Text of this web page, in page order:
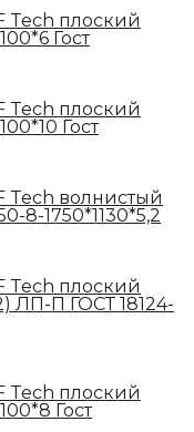
Tech плоский
Гост
Tech плоский
Гост
Tech волнистый
8-1750*1130*5,2
Tech плоский
ЛП-П ГОСТ 18124-
Tech плоский
Гост